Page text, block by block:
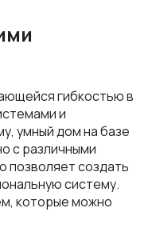
гибкостью в
и
умный дом на базе
с различными
позволяет создать
систему.
которые можно